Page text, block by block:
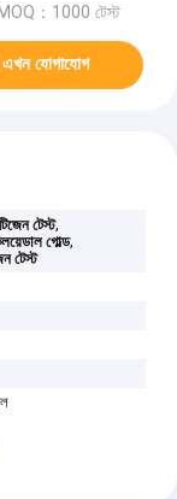
MOQ：1000 টেস্ট
এখন যোগাযোগ
টেস্ট,
গোল্ড,
টেস্ট